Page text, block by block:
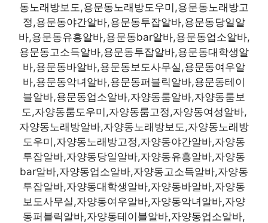
동노래방보도,용문동노래방도우미,용문동노래방고
정,용문동야간알바,용문동투잡알바,용문동당일알
바,용문동유흥알바,용문동bar알바,용문동업소알바,
용문동고소득알바,용문동투잡알바,용문동대학생알
바,용문동바알바,용문동보도사무실,용문동여우알
바,용문동악녀알바,용문동퍼블릭알바,용문동테이
블알바,용문동업소알바,자양동룸알바,자양동룸보
도,자양동룸도우미,자양동룸고정,자양동여성알바,
자양동노래방알바,자양동노래방보도,자양동노래방
도우미,자양동노래방고정,자양동야간알바,자양동
투잡알바,자양동당일알바,자양동유흥알바,자양동
bar알바,자양동업소알바,자양동고소득알바,자양동
투잡알바,자양동대학생알바,자양동바알바,자양동
보도사무실,자양동여우알바,자양동악녀알바,자양
동퍼블릭알바,자양동테이블알바,자양동업소알바,